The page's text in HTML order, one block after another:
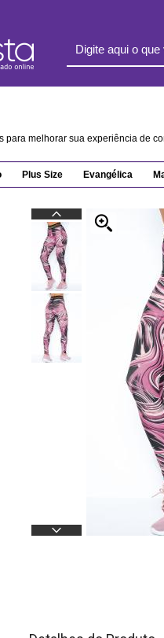
para melhorar sua experiência de
Plus Size Evangélica